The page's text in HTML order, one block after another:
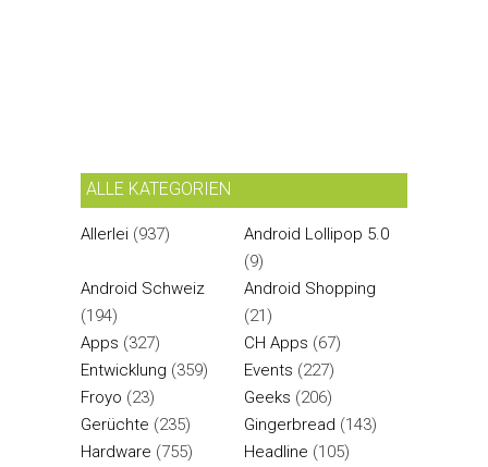
ALLE KATEGORIEN
Allerlei (937)
Android Lollipop 5.0
(9)
Android Schweiz
(194)
Android Shopping
(21)
Apps (327) CH Apps (67)
Entwicklung (359) Events (227)
Froyo (23) Geeks (206)
Gerüchte (235) Gingerbread (143)
Hardware (755) Headline (105)